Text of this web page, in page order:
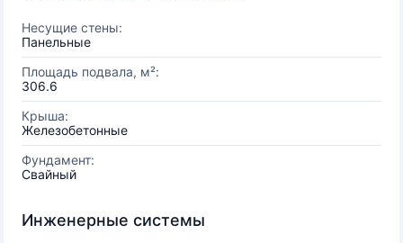
Несущие стены:
Панельные
Площадь подвала, м²:
306.6
Крыша:
Железобетонные
Фундамент:
Свайный
Инженерные системы